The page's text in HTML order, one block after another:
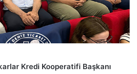
Kredi Kooperatifi Başkanı